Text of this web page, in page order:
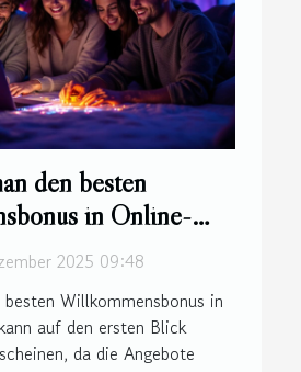
den besten
in Online-
2025 09:48
Willkommensbonus in
auf den ersten Blick
da die Angebote